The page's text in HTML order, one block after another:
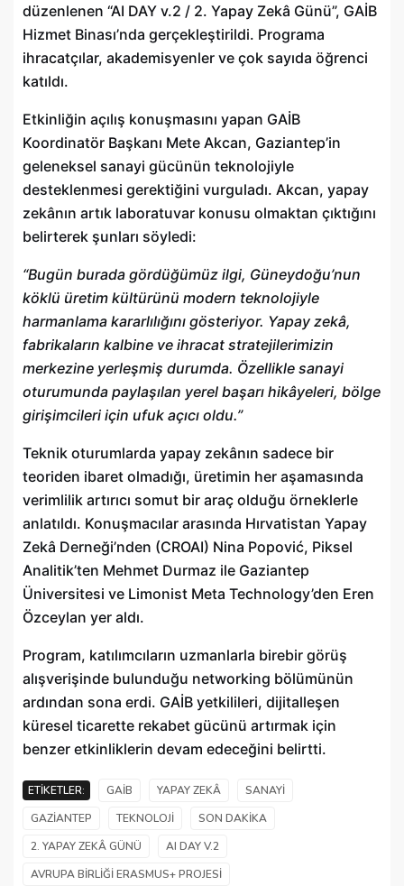
düzenlenen “AI DAY v.2 / 2. Yapay Zekâ Günü”, GAİB
Hizmet Binası’nda gerçekleştirildi. Programa
ihracatçılar, akademisyenler ve çok sayıda öğrenci
katıldı.
Etkinliğin açılış konuşmasını yapan GAİB
Koordinatör Başkanı Mete Akcan, Gaziantep’in
geleneksel sanayi gücünün teknolojiyle
desteklenmesi gerektiğini vurguladı. Akcan, yapay
zekânın artık laboratuvar konusu olmaktan çıktığını
belirterek şunları söyledi:
“Bugün burada gördüğümüz ilgi, Güneydoğu’nun
köklü üretim kültürünü modern teknolojiyle
harmanlama kararlılığını gösteriyor. Yapay zekâ,
fabrikaların kalbine ve ihracat stratejilerimizin
merkezine yerleşmiş durumda. Özellikle sanayi
oturumunda paylaşılan yerel başarı hikâyeleri, bölge
girişimcileri için ufuk açıcı oldu.”
Teknik oturumlarda yapay zekânın sadece bir
teoriden ibaret olmadığı, üretimin her aşamasında
verimlilik artırıcı somut bir araç olduğu örneklerle
anlatıldı. Konuşmacılar arasında Hırvatistan Yapay
Zekâ Derneği’nden (CROAI) Nina Popović, Piksel
Analitik’ten Mehmet Durmaz ile Gaziantep
Üniversitesi ve Limonist Meta Technology’den Eren
Özceylan yer aldı.
Program, katılımcıların uzmanlarla birebir görüş
alışverişinde bulunduğu networking bölümünün
ardından sona erdi. GAİB yetkilileri, dijitalleşen
küresel ticarette rekabet gücünü artırmak için
benzer etkinliklerin devam edeceğini belirtti.
ETIKETLER: GAİB YAPAY ZEKÂ
SANAYI
GAZIANTEP
TEKNOLOJI
SON DAKIKA
2. YAPAY ZEKÂ GÜNÜ
AI DAY V.2
AVRUPA BIRLIĞI ERASMUS+ PROJESI